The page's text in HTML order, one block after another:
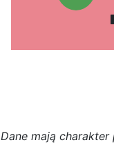
Dane mają charakter